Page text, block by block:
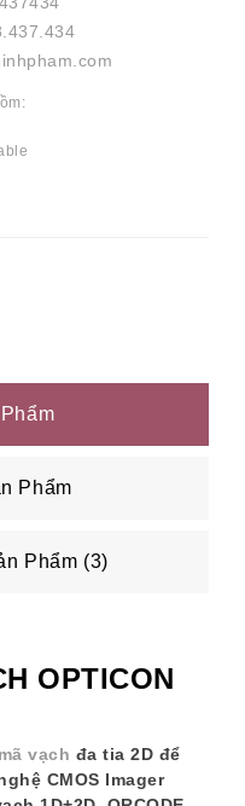
Phẩm
Phẩm (3)
OPTICON
vạch đa tia 2D để
CMOS Imager